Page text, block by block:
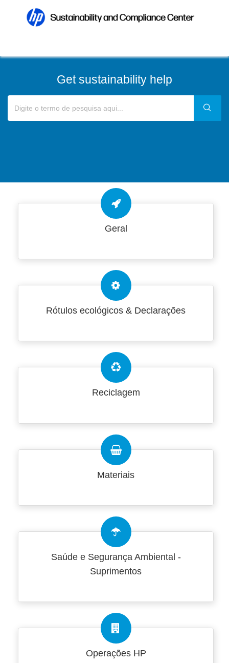
Get sustainability help
Geral
Rótulos ecológicos & Declarações
Reciclagem
Materiais
Saúde e Segurança Ambiental -
Suprimentos
Operações HP